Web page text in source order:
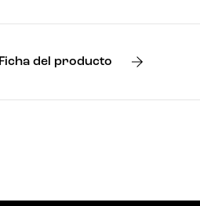
Ficha del producto